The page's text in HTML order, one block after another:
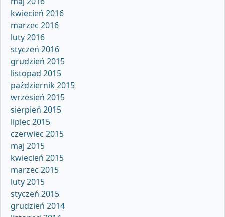
kwiecień 2016
marzec 2016
luty 2016
styczeń 2016
grudzień 2015
listopad 2015
październik 2015
wrzesień 2015
sierpień 2015
lipiec 2015
czerwiec 2015
maj 2015
kwiecień 2015
marzec 2015
luty 2015
styczeń 2015
grudzień 2014